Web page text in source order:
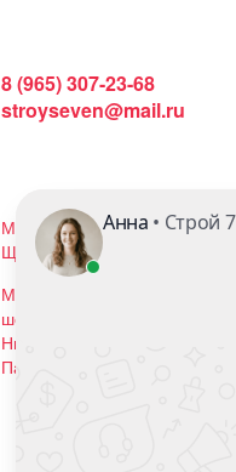
8 (965) 307-23-68
stroyseven@mail.ru
Наши магазины:
Московская область, г.
Щелковское шоссе, 102с2
Московская область, г.
шоссе Автомагистраль
Нижний Новгород, владение
Павильон Н2